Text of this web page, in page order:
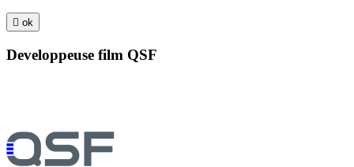
 ok
Developpeuse film QSF